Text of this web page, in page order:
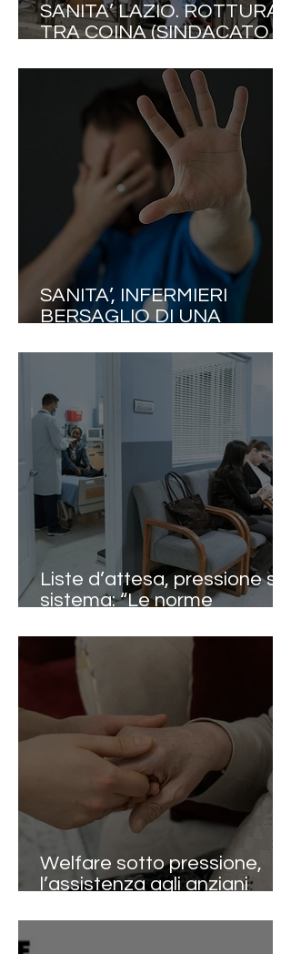
SANITA’ LAZIO. ROTTURA
TRA COINA (SINDACATO
SANITARIE) E
AMMINISTRAZIONE
FONDAZIONE GEMELLI: IL
30 APRILE SARA’
SCIOPERO!.
SANITA’, INFERMIERI
BERSAGLIO DI UNA
SENZA PRECEDENTI. NEL
2025 OLTRE 130MILA
AGGRESSIONI. NURSING
UP INCHIODA LE
AZIENDE: “L’ARTICOLO
2087 DEL CODICE CIVILE E
IL D.LGS 81/08 VI I
Liste d’attesa, pressione sul
sistema: “Le norme
applicazione e
responsabilità diffuse”
Welfare sotto pressione,
l’assistenza agli anziani
prossimi decenni